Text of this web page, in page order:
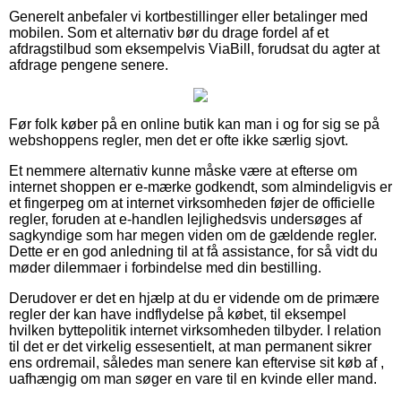
Generelt anbefaler vi kortbestillinger eller betalinger med
mobilen. Som et alternativ bør du drage fordel af et
afdragstilbud som eksempelvis ViaBill, forudsat du agter at
afdrage pengene senere.
Før folk køber på en online butik kan man i og for sig se på
webshoppens regler, men det er ofte ikke særlig sjovt.
Et nemmere alternativ kunne måske være at efterse om
internet shoppen er e-mærke godkendt, som almindeligvis er
et fingerpeg om at internet virksomheden føjer de officielle
regler, foruden at e-handlen lejlighedsvis undersøges af
sagkyndige som har megen viden om de gældende regler.
Dette er en god anledning til at få assistance, for så vidt du
møder dilemmaer i forbindelse med din bestilling.
Derudover er det en hjælp at du er vidende om de primære
regler der kan have indflydelse på købet, til eksempel
hvilken byttepolitik internet virksomheden tilbyder. I relation
til det er det virkelig essesentielt, at man permanent sikrer
ens ordremail, således man senere kan eftervise sit køb af ,
uafhængig om man søger en vare til en kvinde eller mand.